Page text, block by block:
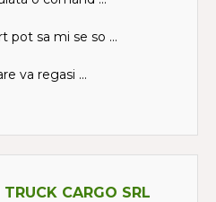
pot sa mi se so ...
va regasi ...
CARGO SRL